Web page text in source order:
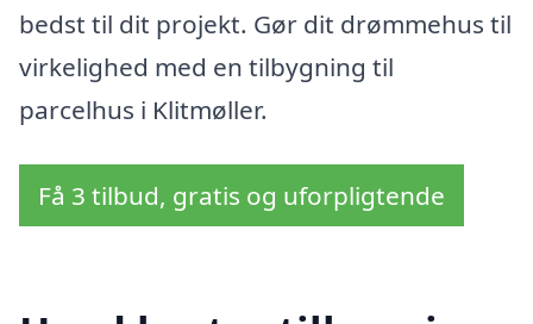
bedst til dit projekt. Gør dit drømmehus til
virkelighed med en tilbygning til
parcelhus i Klitmøller.
Få 3 tilbud, gratis og uforpligtende